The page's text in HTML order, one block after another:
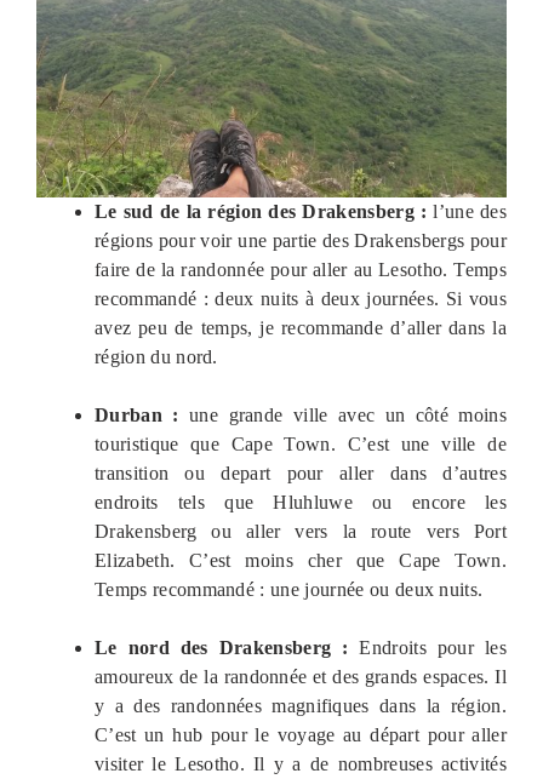
Le sud de la région des Drakensberg : l’une des
régions pour voir une partie des Drakensbergs pour
faire de la randonnée pour aller au Lesotho. Temps
recommandé : deux nuits à deux journées. Si vous
avez peu de temps, je recommande d’aller dans la
région du nord.
Durban : une grande ville avec un côté moins
touristique que Cape Town. C’est une ville de
transition ou depart pour aller dans d’autres
endroits tels que Hluhluwe ou encore les
Drakensberg ou aller vers la route vers Port
Elizabeth. C’est moins cher que Cape Town.
Temps recommandé : une journée ou deux nuits.
Le nord des Drakensberg : Endroits pour les
amoureux de la randonnée et des grands espaces. Il
y a des randonnées magnifiques dans la région.
C’est un hub pour le voyage au départ pour aller
visiter le Lesotho. Il y a de nombreuses activités